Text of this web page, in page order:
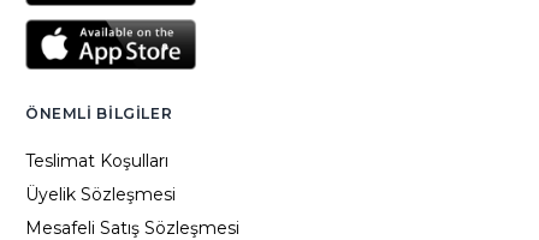
ÖNEMLI BILGILER
Teslimat Koşulları
Üyelik Sözleşmesi
Mesafeli Satış Sözleşmesi